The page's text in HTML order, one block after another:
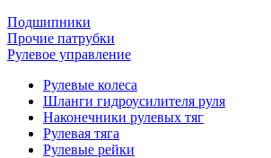
Подшипники
Прочие патрубки
Рулевое управление
Рулевые колеса
Шланги гидроусилителя руля
Наконечники рулевых тяг
Рулевая тяга
Рулевые рейки